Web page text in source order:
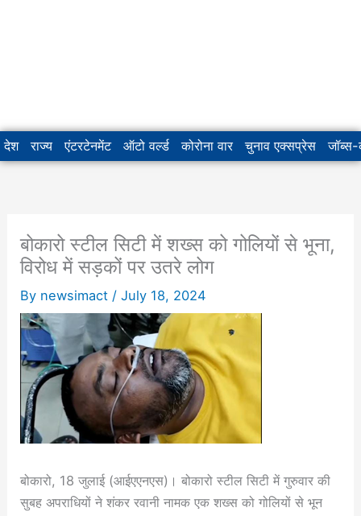
देश राज्य एंटरटेनमेंट ऑटो वर्ल्ड कोरोना वार चुनाव एक्सप्रेस जॉब्स-
बोकारो स्टील सिटी में शख्स को गोलियों से भूना,
विरोध में सड़कों पर उतरे लोग
By newsimact /July 18, 2024
बोकारो, 18 जुलाई (आईएएनएस)। बोकारो स्टील सिटी में गुरुवार की
सुबह अपराधियों ने शंकर रवानी नामक एक शख्स को गोलियों से भून